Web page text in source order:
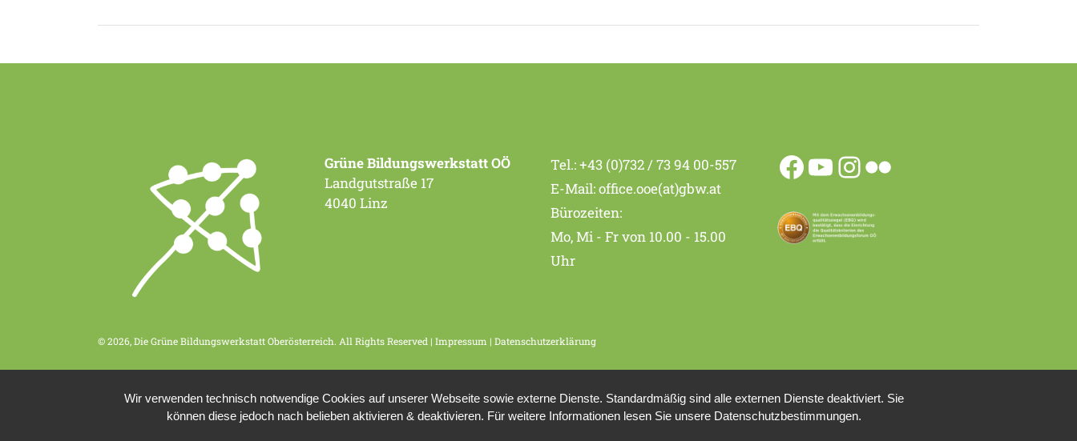
Grüne Bildungswerkstatt OÖ
Landgutstraße 17
4040 Linz
Tel.:+43 (0)732 / 73 94 00-557
E-Mail:office.ooe(at)gbw.at
Bürozeiten:
Mo, Mi - Fr von 10.00 - 15.00
Uhr
© 2026, Die Grüne Bildungswerkstatt Oberösterreich. All Rights Reserved | Impressum | Datenschutzerklärung
Wir verwenden technisch notwendige Cookies auf unserer Webseite sowie externe Dienste. Standardmäßig sind alle externen Dienste deaktiviert. Sie
können diese jedoch nach belieben aktivieren & deaktivieren. Für weitere Informationen lesen Sie unsere Datenschutzbestimmungen.